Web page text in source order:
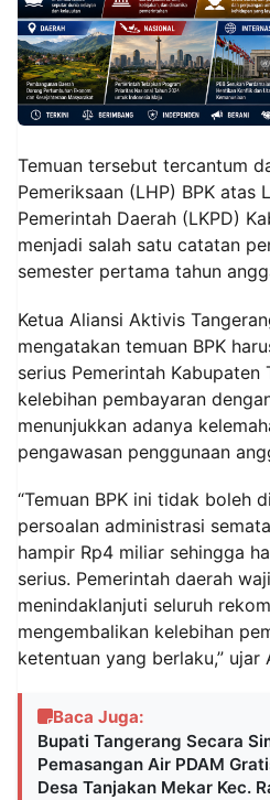
Temuan tersebut tercantum
Pemeriksaan (LHP) BPK atas
Pemerintah Daerah (LKPD)
menjadi salah satu catatan
semester pertama tahun
Ketua Aliansi Aktivis
mengatakan temuan BPK
serius Pemerintah Kabupaten
kelebihan pembayaran
menunjukkan adanya
pengawasan penggunaan
“Temuan BPK ini tidak boleh
persoalan administrasi
hampir Rp4 miliar sehingga
serius. Pemerintah daerah
menindaklanjuti seluruh
mengembalikan kelebihan
ketentuan yang berlaku,” ujar
Baca Juga:
Bupati Tangerang Secara
Pemasangan Air PDAM
Desa Tanjakan Mekar Kec.